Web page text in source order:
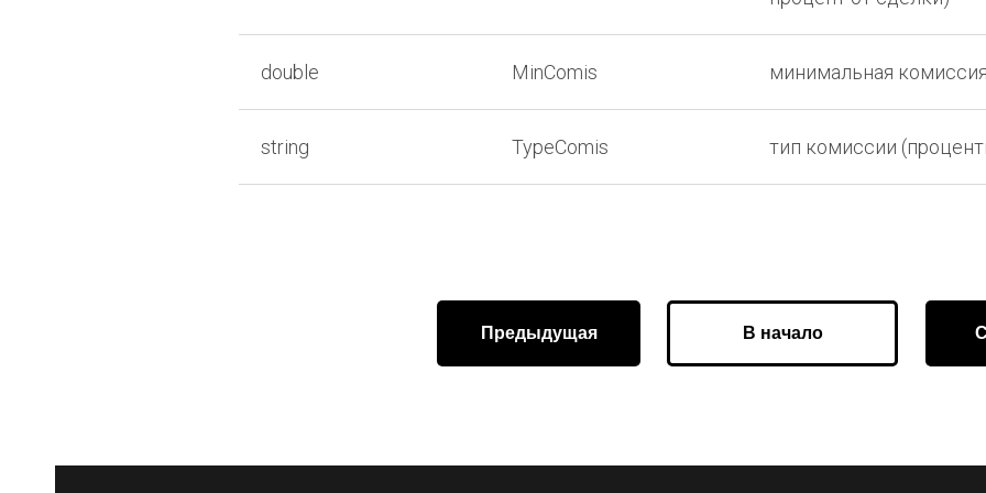
double MinComis минимальная
string TypeComis тип комиссии
Предыдущая В начало